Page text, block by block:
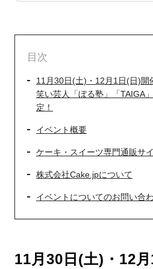
くるま・クレーン車
【大量注文について】 一度お問い合わ
ご連絡くださいませ。 【色・形につい
ご了承下さい。 【キャンセル・ご返品につい
て】 当店のクッキーは全て手作業でお作りし
返品交換・キャンセ
い致します。 【賞味期限について】 お届け
しまして】 お客様へ配送中、万が一商品が破
損してしまった場合
目次
11月30日(土)・12月1日(日)開
笑い芸人「ぼる塾」「TAIGA
定！
イベント概要
ケーキ・スイーツ専門通販サ
株式会社Cake.jpについて
イベントについてのお問い合
11月30日(土)・12